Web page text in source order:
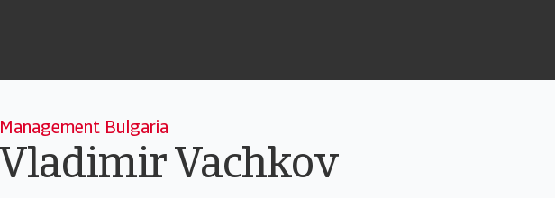
Management Bulgaria
Vladimir Vachkov